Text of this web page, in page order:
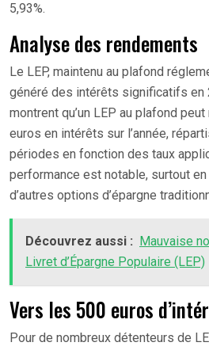
5,93%.
Analyse des rendements
Le LEP, maintenu au plafond
généré des intérêts significatifs en
montrent qu’un LEP au plafond
euros en intérêts sur l’année,
périodes en fonction des taux
performance est notable, surtout
d’autres options d’épargne
Découvrez aussi : Mauvaise
Livret d’Épargne Populaire (LEP)
Vers les 500 euros
Pour de nombreux détenteurs de